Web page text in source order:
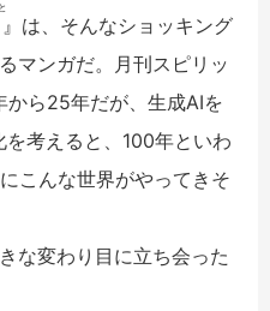
』は、そんなショッキング
マンガだ。月刊スピリッ
ら25年だが、生成AIを
考えると、100年といわ
こんな世界がやってきそ
な変わり目に立ち会った